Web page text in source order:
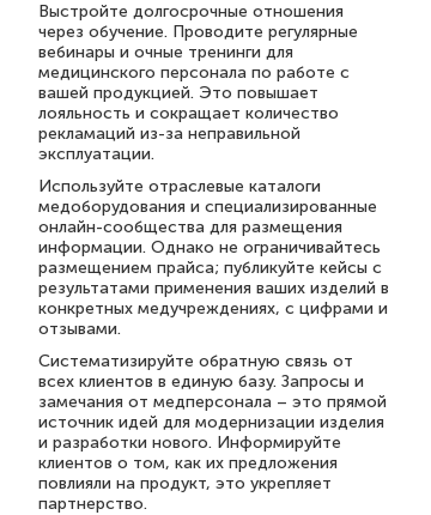
Выстройте долгосрочные отношения
через обучение. Проводите регулярные
вебинары и очные тренинги для
медицинского персонала по работе с
вашей продукцией. Это повышает
лояльность и сокращает количество
рекламаций из-за неправильной
эксплуатации.
Используйте отраслевые каталоги
медоборудования и специализированные
онлайн-сообщества для размещения
информации. Однако не ограничивайтесь
размещением прайса; публикуйте кейсы с
результатами применения ваших изделий в
конкретных медучреждениях, с цифрами и
отзывами.
Систематизируйте обратную связь от
всех клиентов в единую базу. Запросы и
замечания от медперсонала – это прямой
источник идей для модернизации изделия
и разработки нового. Информируйте
клиентов о том, как их предложения
повлияли на продукт, это укрепляет
партнерство.